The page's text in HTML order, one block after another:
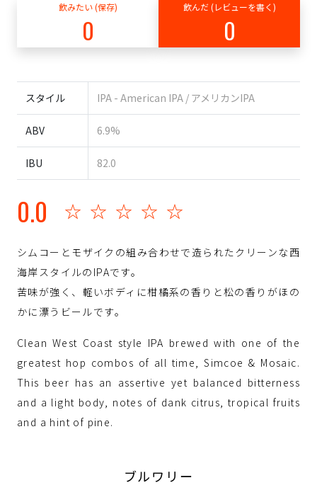
飲みたい (保存)
0
飲んだ (レビューを書く)
0
スタイル IPA - American IPA / アメリカンIPA
ABV 6.9%
IBU 82.0
0.0 ☆☆☆☆☆
シムコーとモザイクの組み合わせで造られたクリーンな西
海岸スタイルのIPAです。
苦味が強く、軽いボディに柑橘系の香りと松の香りがほの
かに漂うビールです。
Clean West Coast style IPA brewed with one of the
greatest hop combos of all time, Simcoe & Mosaic.
This beer has an assertive yet balanced bitterness
and a light body, notes of dank citrus, tropical fruits
and a hint of pine.
ブルワリー